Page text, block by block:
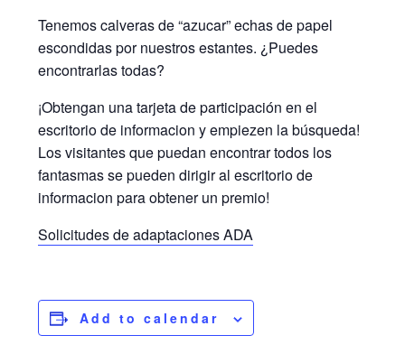
Tenemos calveras de “azucar” echas de papel
escondidas por nuestros estantes. ¿Puedes
encontrarlas todas?
¡Obtengan una tarjeta de participación en el
escritorio de informacion y empiezen la búsqueda!
Los visitantes que puedan encontrar todos los
fantasmas se pueden dirigir al escritorio de
informacion para obtener un premio!
Solicitudes de adaptaciones ADA
Add to calendar